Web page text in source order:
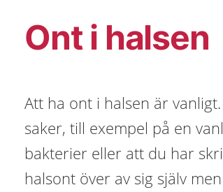
Ont i halsen
Att ha ont i halsen är
saker, till exempel på en
bakterier eller att du har
halsont över av sig själv